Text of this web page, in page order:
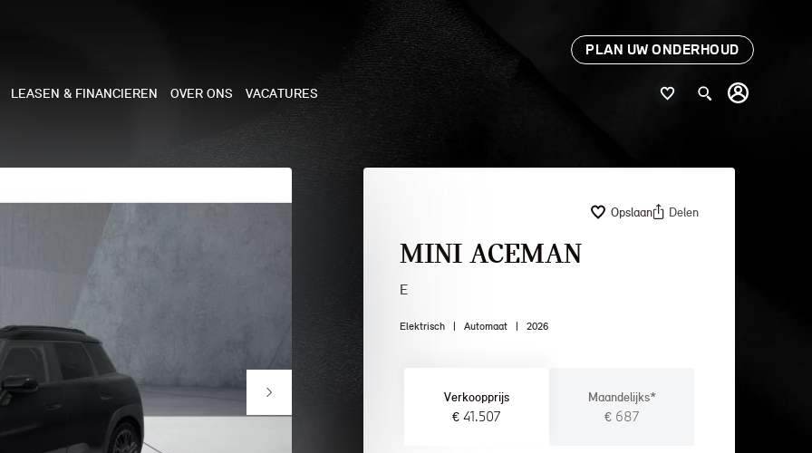
PLAN UW ONDERHOUD
3-DEURS
COOPER WORKS
SMITH EDITION
LEASEN & FINANCIEREN OVER ONS VACATURES
Opslaan Delen
MINI ACEMAN
E
Elektrisch | Automaat | 2026
Verkoopprijs
€ 41.507
Maandelijks*
€ 687